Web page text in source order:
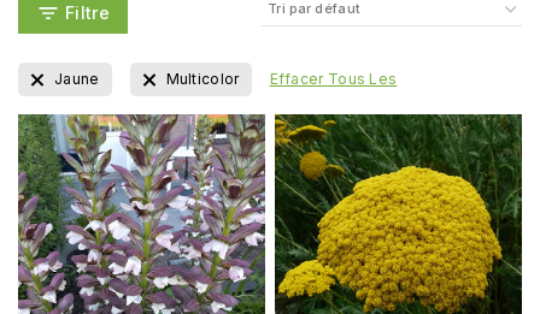
Filtre
Jaune Multicolor Effacer Tous Les